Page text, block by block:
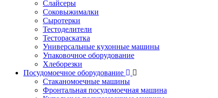
Слайсеры
Соковыжималки
Сыротерки
Тестоделители
Тестораскатка
Универсальные кухонные машины
Упаковочное оборудование
Хлеборезки
Посудомоечное оборудование
Стаканомоечные машины
Фронтальная посудомоечная машина